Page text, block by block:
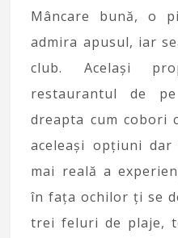
Mâncare bună, o
admira apusul, iar
club. Același
restaurantul de
dreapta cum cobori
aceleași opțiuni
mai reală a
în fața ochilor ți se
trei feluri de plaje,